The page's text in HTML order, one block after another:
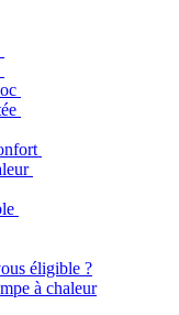
éligible ?
à chaleur